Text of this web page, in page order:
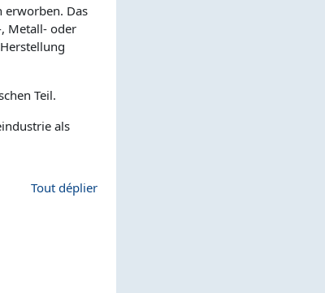
erworben. Das
Metall- oder
Teil.
als
Tout déplier